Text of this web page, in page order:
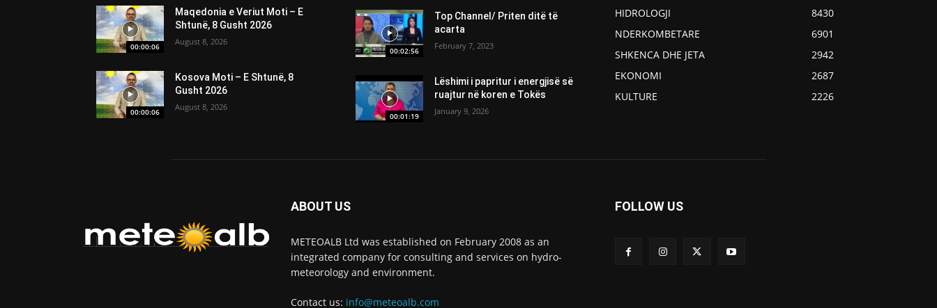
00:00:06
Maqedonia e Veriut Moti – E
Shtunë, 8 Gusht 2026
August 8, 2026
00:00:06
Kosova Moti – E Shtunë, 8
Gusht 2026
August 8, 2026
00:02:56
Top Channel/ Priten ditë të
acarta
February 7, 2023
00:01:19
Lëshimi i papritur i energjisë së
ruajtur në koren e Tokës
January 9, 2026
HIDROLOGJI
8430
NDERKOMBETARE
6901
SHKENCA DHE JETA
2942
EKONOMI
2687
KULTURE
2226
ABOUT US
METEOALB Ltd was established on February 2008 as an
integrated company for consulting and services on hydro-
meteorology and environment.
Contact us: info@meteoalb.com
FOLLOW US